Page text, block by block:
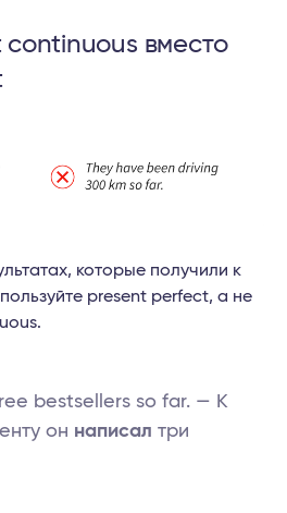
continuous вместо
которые получили к
present perfect, а не
bestsellers so far. — К
он написал три